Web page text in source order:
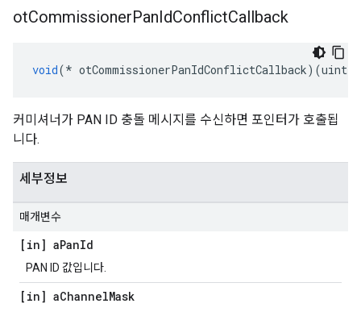
otCommissionerPanIdConflictCallback
void(* otCommissionerPanIdConflictCallback)(
커미셔너가 PAN ID 충돌 메시지를 수신하면 포인터가 호출됩
니다.
세부정보
매개변수
[in] aPanId
PAN ID 값입니다.
[in] aChannelMask